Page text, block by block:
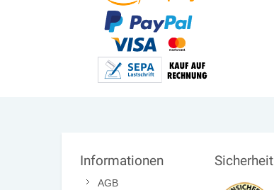
Informationen
AGB
Sicherheit